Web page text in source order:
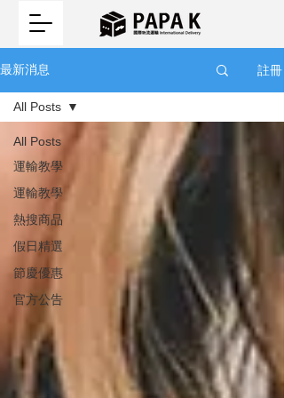
最新消息 註冊
All Posts
運輸教學
運輸教學
熱搜商品
假日精選
節慶優惠
官方公告
All Posts